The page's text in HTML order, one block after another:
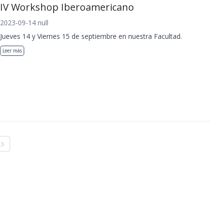
IV Workshop Iberoamericano
2023-09-14 null
Jueves 14 y Viernes 15 de septiembre en nuestra Facultad.
Leer más